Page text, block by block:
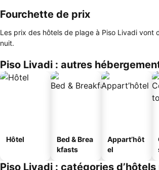
Fourchette de prix
Les prix des hôtels de plage à Piso Livadi vont
nuit.
Piso Livadi : autres
Hôtel
Bed & Brea
kfasts
Appart’hôt
el
Piso Livadi : catégories